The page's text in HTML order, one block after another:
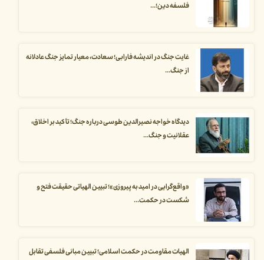
فلسفه دین؛...
غایت جنگ در اندیشه فارابی؛ سعادت، معیار تمایز جنگ عادلانه
از جنگ...
دیدگاه خواجه نصیرالدین طوسی درباره جنگ؛ تأکید بر اخلاق،
عقلانیت و جنگ...
«واقع‌گرایی در امید به پیروزی»؛ تبیین الهیاتی حقیقت فتح و
شکست در حکمت...
الهیات مقاومت در حکمت اسلامی؛ تبیین مبانی فلسفی تقابل